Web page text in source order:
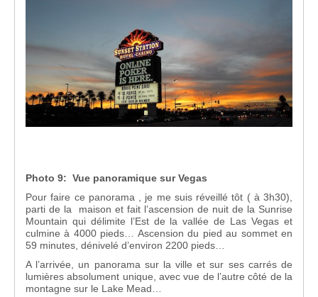
Photo 9: Vue panoramique sur Vegas
Pour faire ce panorama , je me suis réveillé tôt ( à 3h30),
parti de la maison et fait l’ascension de nuit de la Sunrise
Mountain qui délimite l’Est de la vallée de Las Vegas et
culmine à 4000 pieds… Ascension du pied au sommet en
59 minutes, dénivelé d’environ 2200 pieds…
A l’arrivée, un panorama sur la ville et sur ses carrés de
lumières absolument unique, avec vue de l’autre côté de la
montagne sur le Lake Mead…